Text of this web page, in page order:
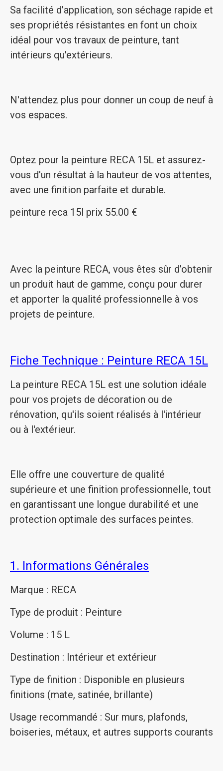
Sa facilité d’application, son séchage rapide et
ses propriétés résistantes en font un choix
idéal pour vos travaux de peinture, tant
intérieurs qu'extérieurs.
N'attendez plus pour donner un coup de neuf à
vos espaces.
Optez pour la peinture RECA 15L et assurez-
vous d'un résultat à la hauteur de vos attentes,
avec une finition parfaite et durable.
peinture reca 15l prix 55.00 €
Avec la peinture RECA, vous êtes sûr d’obtenir
un produit haut de gamme, conçu pour durer
et apporter la qualité professionnelle à vos
projets de peinture.
Fiche Technique : Peinture RECA 15L
La peinture RECA 15L est une solution idéale
pour vos projets de décoration ou de
rénovation, qu'ils soient réalisés à l'intérieur
ou à l'extérieur.
Elle offre une couverture de qualité
supérieure et une finition professionnelle, tout
en garantissant une longue durabilité et une
protection optimale des surfaces peintes.
1. Informations Générales
Marque : RECA
Type de produit : Peinture
Volume : 15 L
Destination : Intérieur et extérieur
Type de finition : Disponible en plusieurs
finitions (mate, satinée, brillante)
Usage recommandé : Sur murs, plafonds,
boiseries, métaux, et autres supports courants